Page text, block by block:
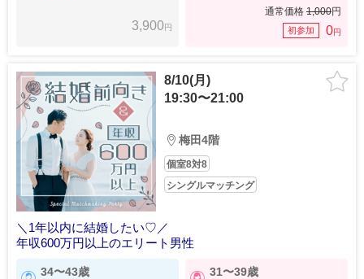
3,900円
通常価格 1,000円
初参加 0円
8/10(月)
19:30〜21:00
梅田4階
個室8対8
シングルマッチング
＼1年以内に結婚したい♡／
年収600万円以上のエリート男性
34〜43歳 31〜39歳